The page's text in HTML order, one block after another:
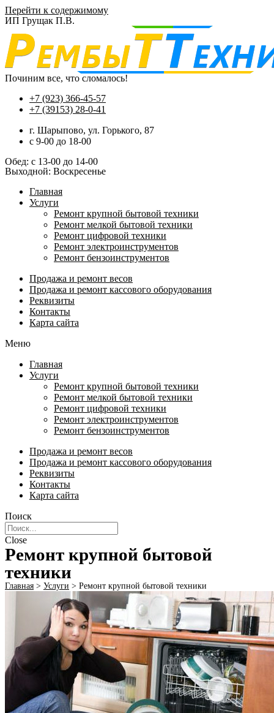
Перейти к содержимому
ИП Грущак П.В.
Починим все, что сломалось!
+7 (923) 366-45-57
+7 (39153) 28-0-41
г. Шарыпово, ул. Горького, 87
c 9-00 до 18-00
Обед: с 13-00 до 14-00
Выходной: Воскресенье
Главная
Услуги
Ремонт крупной бытовой техники
Ремонт мелкой бытовой техники
Ремонт цифровой техники
Ремонт электроинструментов​
Ремонт бензоинструментов
Продажа и ремонт весов
Продажа и ремонт кассового оборудования
Реквизиты
Контакты
Карта сайта
Меню
Главная
Услуги
Ремонт крупной бытовой техники
Ремонт мелкой бытовой техники
Ремонт цифровой техники
Ремонт электроинструментов​
Ремонт бензоинструментов
Продажа и ремонт весов
Продажа и ремонт кассового оборудования
Реквизиты
Контакты
Карта сайта
Поиск
Close
Ремонт крупной бытовой
техники
Главная > Услуги > Ремонт крупной бытовой техники